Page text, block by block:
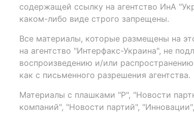
содержащей ссылку на агентство ИнА
каком-либо виде строго запрещены.
Все материалы, которые размещены на
на агентство "Интерфакс-Украина", не
воспроизведению и/или
как с письменного разрешения агентства.
Материалы с плашками "Р", "Новости
компаний", "Новости партий",